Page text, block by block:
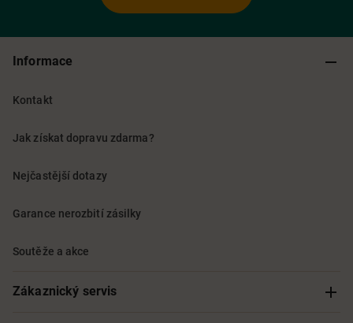
Informace
Kontakt
Jak získat dopravu zdarma?
Nejčastější dotazy
Garance nerozbití zásilky
Soutěže a akce
Zákaznický servis